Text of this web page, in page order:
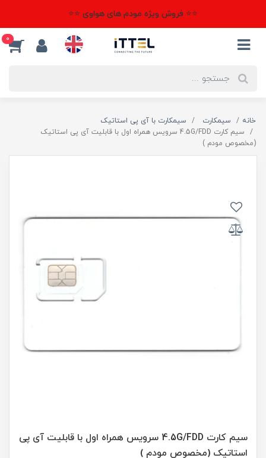
⭐⭐ فروش ویژه مودم های هواوی ⭐⭐
0
خانه سیمکارت
سیمکارت با آی پی استاتیک
سیم کارت 4.5G/FDD سرویس همراه اول با قابلیت آی پی استاتیک
(مخصوص مودم )
سیم کارت 4.5G/FDD سرویس همراه اول با قابلیت آی پی
استاتیک (مخصوص مودم )